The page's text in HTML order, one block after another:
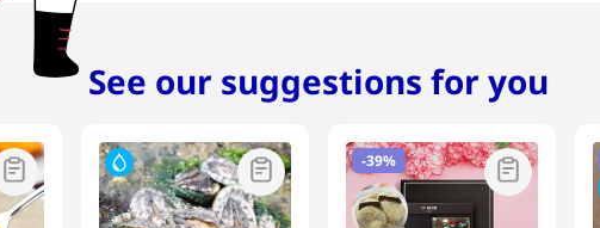
See our suggestions for you
-39%